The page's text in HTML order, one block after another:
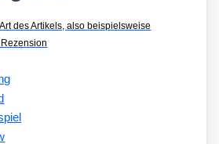
des Artikels, also beispielsweise